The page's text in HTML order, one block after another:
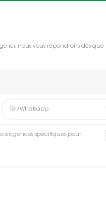
ici, nous vous répondrons dès que